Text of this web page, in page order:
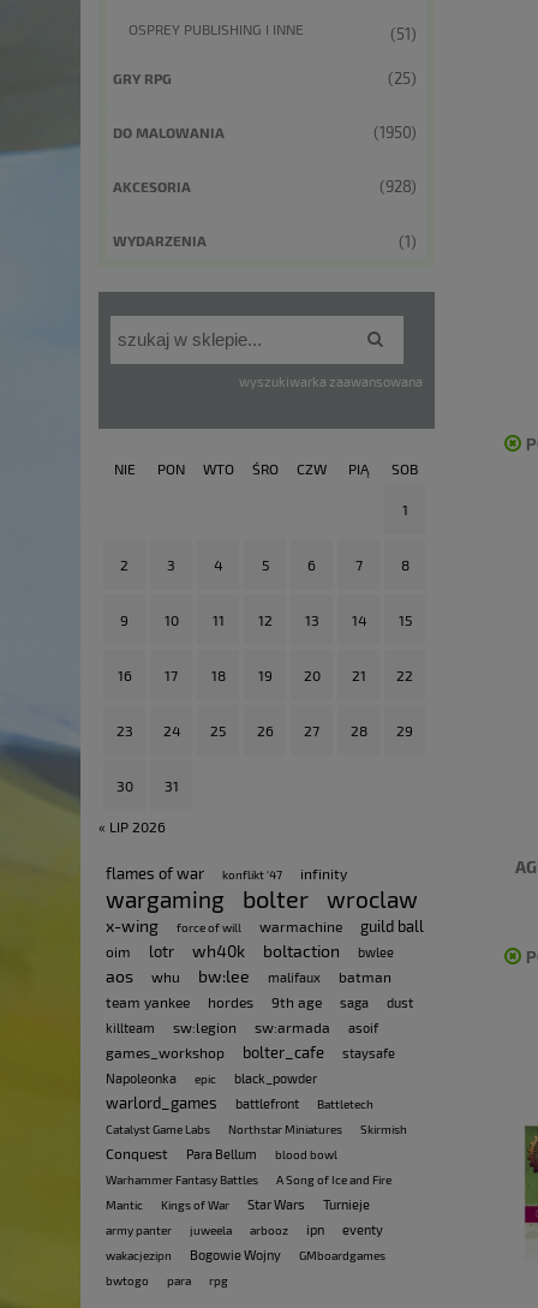
OSPREY PUBLISHING I INNE (51)
GRY RPG (25)
DO MALOWANIA (1950)
AKCESORIA (928)
WYDARZENIA (1)
wyszukiwarka zaawansowana
NIE PON WTO ŚRO CZW PIĄ SOB
1
2 3 4 5 6 7 8
9 10 11 12 13 14 15
16 17 18 19 20 21 22
23 24 25 26 27 28 29
30 31
« LIP 2026
flames of war konflikt '47 infinity
wargaming bolter wroclaw
x-wing force of will warmachine guild ball
oim lotr wh40k boltaction bwlee
aos whu bw:lee malifaux
batman
team yankee
hordes 9th age saga
dust
killteam
sw:legion sw:armada asoif
games_workshop bolter_cafe
staysafe
Napoleonka
epic black_powder
warlord_games battlefront
Battletech
Catalyst Game Labs
Northstar Miniatures Skirmish
Conquest Para Bellum
blood bowl
Warhammer Fantasy Battles
A Song of Ice and Fire
Mantic
Kings of War Star Wars Turnieje
army panter juweela arbooz ipn eventy
wakacjezipn Bogowie Wojny
GMboardgames
bwtogo
para rpg